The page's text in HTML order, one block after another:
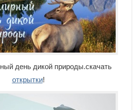
день дикой природы.скачать
открытки!